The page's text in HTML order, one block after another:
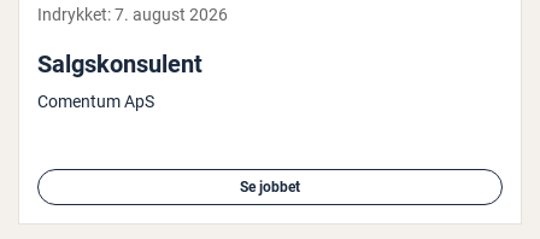
Indrykket:7. august 2026
Salgs­kon­su­lent
Comentum ApS
Se jobbet